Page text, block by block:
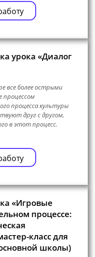
урока «Диалог
все более острыми
процессом
процесса культуры
друг с другом,
в этот процесс.
«Игровые
процессе:
класс для
школы)